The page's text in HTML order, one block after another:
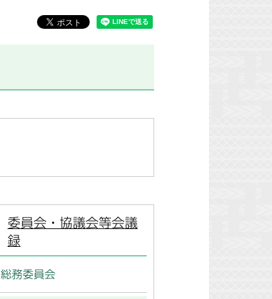
委員会・協議会等会議
録
総務委員会